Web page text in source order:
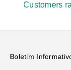
Customers
Boletim